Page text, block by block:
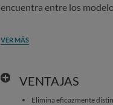
encuentra entre los
VER MÁS
VENTAJAS
Elimina eficazmente